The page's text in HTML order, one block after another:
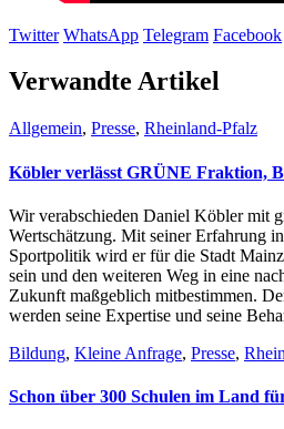
Twitter WhatsApp Telegram Facebook
Verwandte Artikel
Allgemein, Presse, Rheinland-Pfalz
Köbler verlässt GRÜNE Fraktion,
Wir verabschieden Daniel Köbler mit
Wertschätzung. Mit seiner Erfahrung
Sportpolitik wird er für die Stadt
sein und den weiteren Weg in eine
Zukunft maßgeblich mitbestimmen.
werden seine Expertise und seine
Bildung, Kleine Anfrage, Presse,
Schon über 300 Schulen im Land